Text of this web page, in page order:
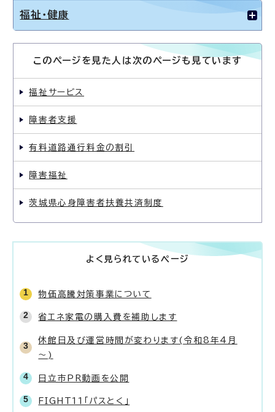
福祉・健康
このページを見た人は次のページも見ています
福祉サービス
障害者支援
有料道路通行料金の割引
障害福祉
茨城県心身障害者扶養共済制度
よく見られているページ
物価高騰対策事業について
省エネ家電の購入費を補助します
休館日及び運営時間が変わります(令和8年4月
～)
日立市PR動画を公開
FIGHT11「パスとく」